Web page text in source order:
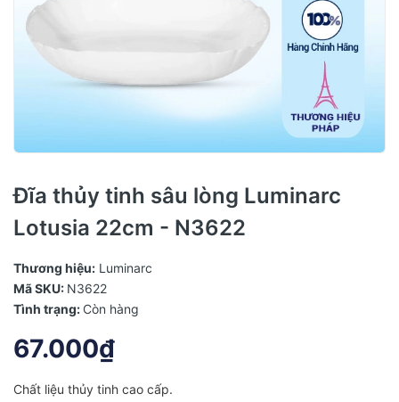
Đĩa thủy tinh sâu lòng Luminarc
Lotusia 22cm - N3622
Thương hiệu: Luminarc
Mã SKU: N3622
Tình trạng: Còn hàng
67.000₫
Chất liệu thủy tinh cao cấp.